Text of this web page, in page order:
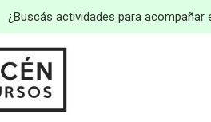
¿Buscás actividades para